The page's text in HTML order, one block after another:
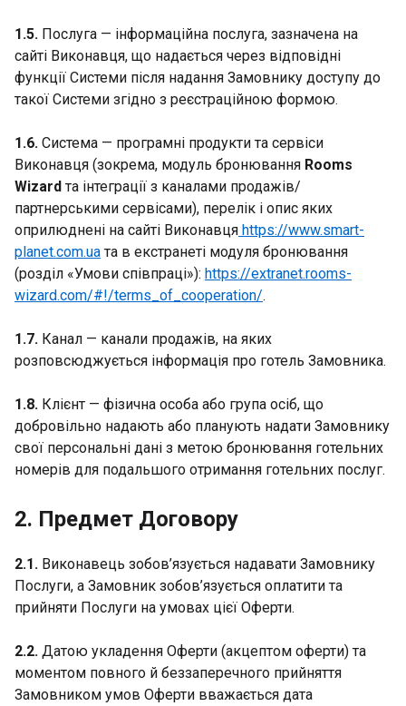
1.5. Послуга — інформаційна послуга, зазначена на
сайті Виконавця, що надається через відповідні
функції Системи після надання Замовнику доступу до
такої Системи згідно з реєстраційною формою.
1.6. Система — програмні продукти та сервіси
Виконавця (зокрема, модуль бронювання Rooms
Wizard та інтеграції з каналами продажів/
партнерськими сервісами), перелік і опис яких
оприлюднені на сайті Виконавця https://www.smart-
planet.com.ua та в екстранеті модуля бронювання
(розділ «Умови співпраці»): https://extranet.rooms-
wizard.com/#!/terms_of_cooperation/.
1.7. Канал — канали продажів, на яких
розповсюджується інформація про готель Замовника.
1.8. Клієнт — фізична особа або група осіб, що
добровільно надають або планують надати Замовнику
свої персональні дані з метою бронювання готельних
номерів для подальшого отримання готельних послуг.
2. Предмет Договору
2.1. Виконавець зобов’язується надавати Замовнику
Послуги, а Замовник зобов’язується оплатити та
прийняти Послуги на умовах цієї Оферти.
2.2. Датою укладення Оферти (акцептом оферти) та
моментом повного й беззаперечного прийняття
Замовником умов Оферти вважається дата